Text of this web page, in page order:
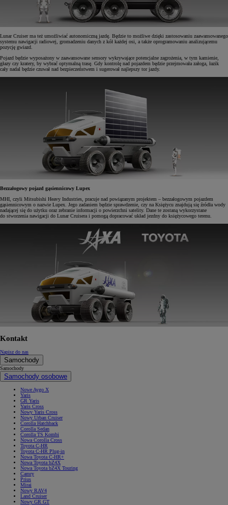
Lunar Cruiser ma też umożliwiać autonomiczną jazdę. Będzie to możliwe dzięki zastosowaniu zaawansowanego
systemu nawigacji radiowej, gromadzeniu danych z kół każdej osi, a także oprogramowaniu analizującemu
pozycję gwiazd.
Pojazd będzie wyposażony w zaawansowane sensory wykrywające potencjalne zagrożenia, w tym kamienie,
głazy czy kratery, by wybrać optymalną trasę. Gdy kontrolę nad pojazdem będzie przejmowała załoga, łazik
cały nadal będzie czuwał nad bezpieczeństwem i sugerował najlepszy tor jazdy.
Bezzałogowy pojazd gąsiennicowy Lupex
MHI, czyli Mitsubishi Heavy Industries, pracuje nad powiązanym projektem – bezzałogowym pojazdem
gąsiennicowym o nazwie Lupex. Jego zadaniem będzie sprawdzenie, czy na Księżycu znajdują się źródła wody
nadającej się do użytku oraz zebranie informacji o powierzchni satelity. Dane te zostaną wykorzystane
do stworzenia nawigacji do Lunar Cruisera i pomogą dopracować układ jezdny do księżycowego terenu.
Kontakt
Napisz do nas
Samochody
Samochody
Samochody osobowe
Nowe Aygo X
Yaris
GR Yaris
Yaris Cross
Nowy Yaris Cross
Nowy Urban Cruiser
Corolla Hatchback
Corolla Sedan
Corolla TS Kombi
Nowa Corolla Cross
Toyota C-HR
Toyota C-HR Plug-in
Nowa Toyota C-HR+
Nowa Toyota bZ4X
Nowa Toyota bZ4X Touring
Camry
Prius
Mirai
Nowy RAV4
Land Cruiser
Nowy GR GT